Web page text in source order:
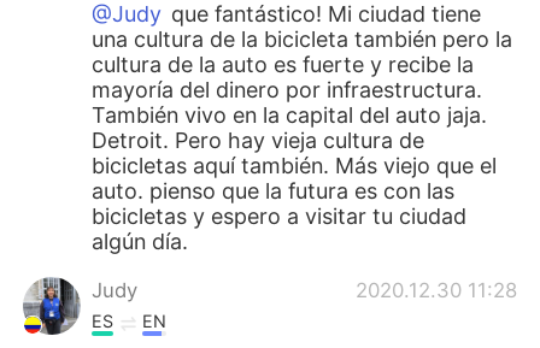
@Judy que fantástico! Mi ciudad tiene
una cultura de la bicicleta también pero la
cultura de la auto es fuerte y recibe la
mayoría del dinero por infraestructura.
También vivo en la capital del auto jaja.
Detroit. Pero hay vieja cultura de
bicicletas aquí también. Más viejo que el
auto. pienso que la futura es con las
bicicletas y espero a visitar tu ciudad
algún día.
Judy 2020.12.30 11:28
ES EN